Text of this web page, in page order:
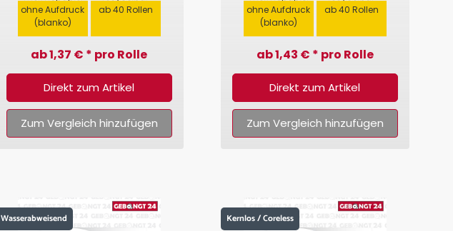
ohne Aufdruck
(blanko)
ab 40 Rollen
ab 1,37 € * pro Rolle
Direkt zum Artikel
Zum Vergleich hinzufügen
ohne Aufdruck
(blanko)
ab 40 Rollen
ab 1,43 € * pro Rolle
Direkt zum Artikel
Zum Vergleich hinzufügen
Wasserabweisend Kernlos / Coreless